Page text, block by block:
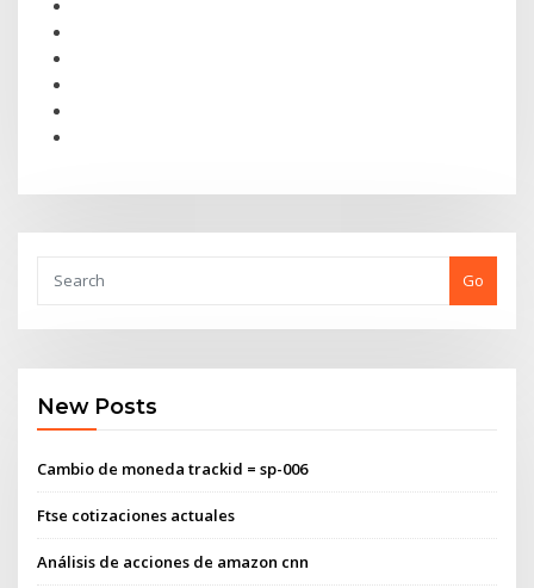
Go
New Posts
Cambio de moneda trackid = sp-006
Ftse cotizaciones actuales
Análisis de acciones de amazon cnn